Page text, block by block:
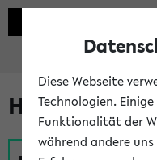
Hilfe &
Diese Webseite
Technologien.
Funktionalität der
während andere